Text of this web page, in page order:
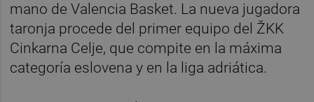
mano de Valencia Basket. La nueva jugadora
taronja procede del primer equipo del ŽKK
Cinkarna Celje, que compite en la máxima
categoría eslovena y en la liga adriática.